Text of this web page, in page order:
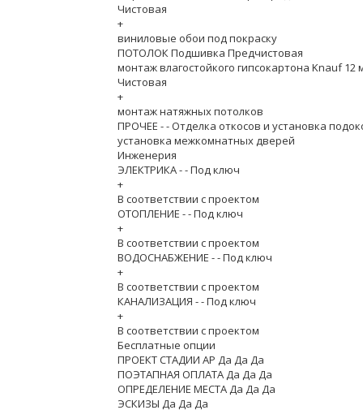
Чистовая
+
виниловые обои под покраску
ПОТОЛОК Подшивка Предчистовая
монтаж влагостойкого гипсокартона Knauf 12
Чистовая
+
монтаж натяжных потолков
ПРОЧЕЕ - - Отделка откосов и установка
установка межкомнатных дверей
Инженерия
ЭЛЕКТРИКА - - Под ключ
+
В соответствии с проектом
ОТОПЛЕНИЕ - - Под ключ
+
В соответствии с проектом
ВОДОСНАБЖЕНИЕ - - Под ключ
+
В соответствии с проектом
КАНАЛИЗАЦИЯ - - Под ключ
+
В соответствии с проектом
Бесплатные опции
ПРОЕКТ СТАДИИ АР Да Да Да
ПОЭТАПНАЯ ОПЛАТА Да Да Да
ОПРЕДЕЛЕНИЕ МЕСТА Да Да Да
ЭСКИЗЫ Да Да Да